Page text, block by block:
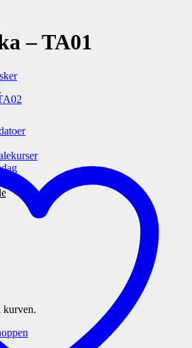
kurven.
– TA01